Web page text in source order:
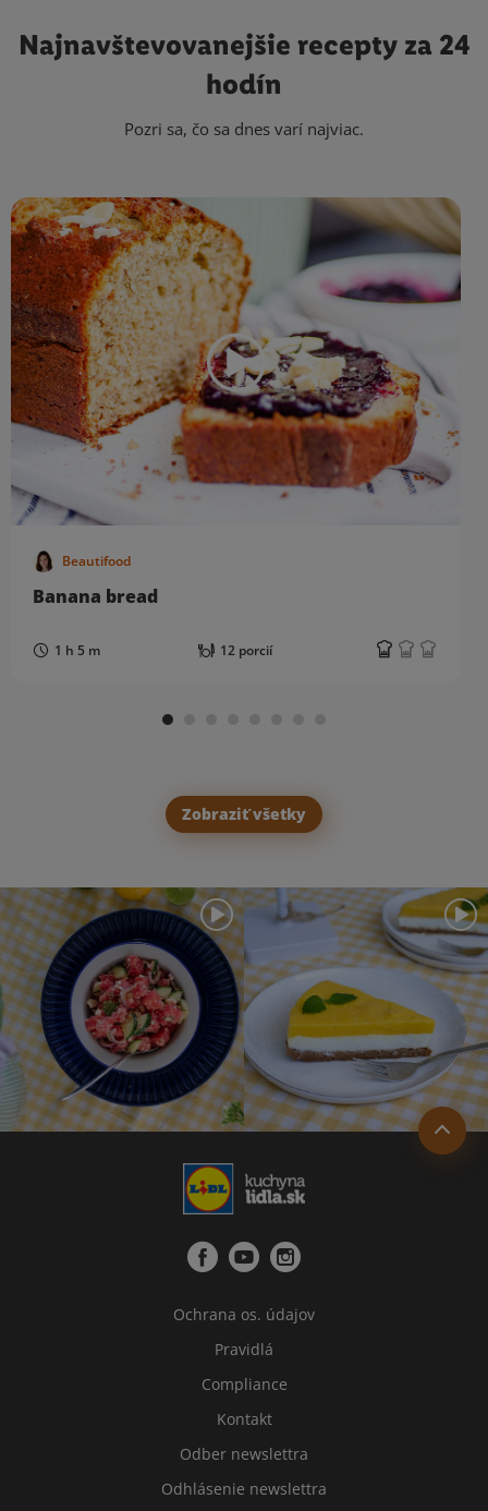
Najnavštevovanejšie recepty za 24
hodín
Pozri sa, čo sa dnes varí najviac.
Beautifood
Banana bread
1 h 5 m 12 porcií
Zobraziť všetky
Ochrana os. údajov
Pravidlá
Compliance
Kontakt
Odber newslettra
Odhlásenie newslettra